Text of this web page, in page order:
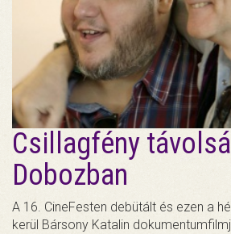
Csillagfény
Dobozban
A 16. CineFesten debütált és ezen a
kerül Bársony Katalin